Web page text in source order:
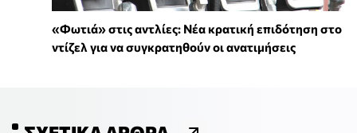
«Φωτιά» στις αντλίες: Νέα κρατική επιδότηση στο
ντίζελ για να συγκρατηθούν οι ανατιμήσεις